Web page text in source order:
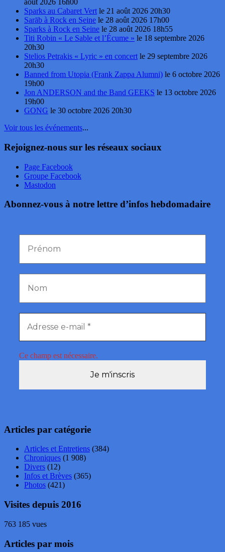
août 2026 16h00
Sparks au Cabaret Vert le 21 août 2026 20h30
Sarāb à Rock en Seine le 28 août 2026 17h00
Sparks à Rock en Seine le 28 août 2026 18h55
Titi Robin « Le Sable et l’Écume » le 18 septembre 2026
20h30
Stelios Petrakis « Lyric » en concert le 29 septembre 2026
20h30
Banned from Utopia (Frank Zappa Alumni) le 6 octobre 2026
19h00
Jon ANDERSON and the Band GEEKS le 13 octobre 2026
19h00
GONG le 30 octobre 2026 20h30
Voir tous les événements...
Rejoignez-nous sur les réseaux sociaux
Page Facebook
Groupe Facebook
Mastodon
Abonnez-vous à notre lettre d’infos hebdomadaire
Ce champ est nécessaire.
Articles par catégorie
Articles et Entretiens (384)
Chroniques (1 908)
Divers (12)
Infos et Brèves (365)
Photos (421)
Visites depuis 2016
763 185 vues
Articles par mois